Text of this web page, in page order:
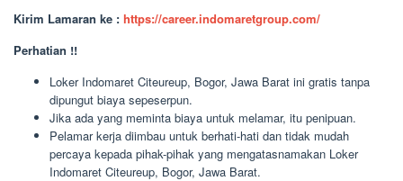
Kirim Lamaran ke : https://career.indomaretgroup.com/
Perhatian !!
Loker Indomaret Citeureup, Bogor, Jawa Barat ini gratis tanpa
dipungut biaya sepeserpun.
Jika ada yang meminta biaya untuk melamar, itu penipuan.
Pelamar kerja diimbau untuk berhati-hati dan tidak mudah
percaya kepada pihak-pihak yang mengatasnamakan Loker
Indomaret Citeureup, Bogor, Jawa Barat.